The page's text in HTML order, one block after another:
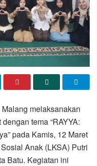
melaksanakan
tema “RAYYA:
pada Kamis, 12 Maret
Anak (LKSA) Putri
Batu. Kegiatan ini